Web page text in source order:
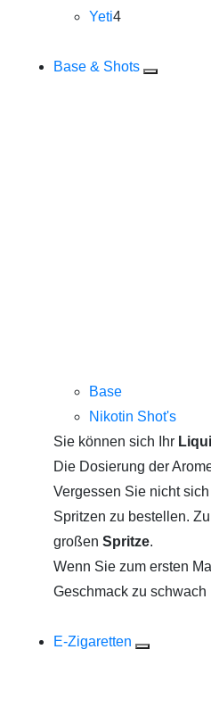
Yeti4
Base & Shots
Base
Nikotin Shot's
Sie können sich Ihr
Die Dosierung der
Vergessen Sie nicht
Spritzen zu bestellen.
großen Spritze.
Wenn Sie zum ersten
Geschmack zu
E-Zigaretten